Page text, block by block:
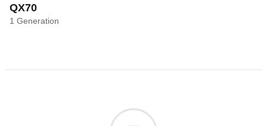
QX70
1 Generation